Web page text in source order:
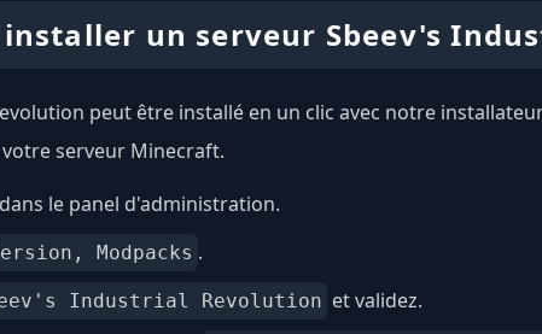
un serveur Sbeev's
peut être installé en un clic avec notre
serveur Minecraft.
le panel d'administration.
Modpacks .
Industrial Revolution et validez.